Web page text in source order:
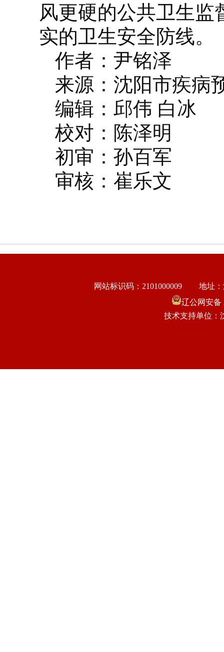
风更硬的公共卫生监
实的卫生安全防线。
作者：尹铭泽
来源：沈阳市疾病
编辑：邱伟 白冰
校对：陈泽明
初审：孙百军
审核：崔乐文
网站标识码：2101000009
地址
辽公网安备
技术支持单位：